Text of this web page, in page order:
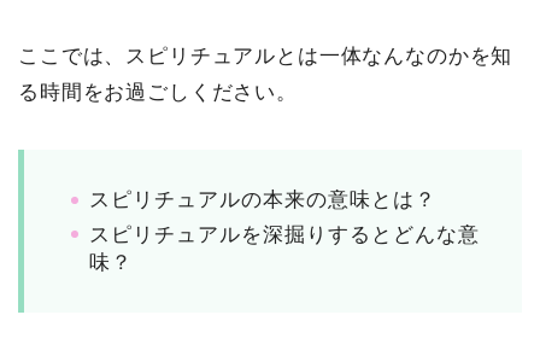
ここでは、スピリチュアルとは一体なんなのかを知
る時間をお過ごしください。
スピリチュアルの本来の意味とは？
スピリチュアルを深掘りするとどんな意
味？